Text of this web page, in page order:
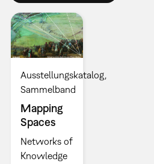
Ausstellungskatalog
Sammelband
Mapping
Spaces
Networks of
Knowledge